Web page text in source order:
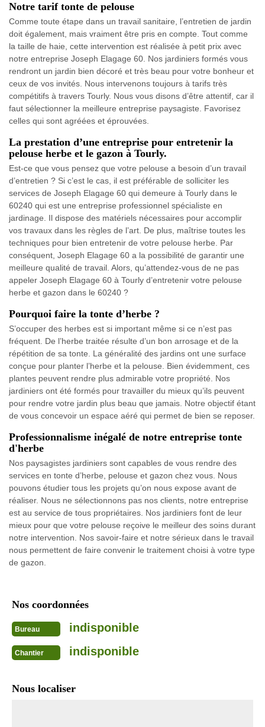
Notre tarif tonte de pelouse
Comme toute étape dans un travail sanitaire, l’entretien de jardin
doit également, mais vraiment être pris en compte. Tout comme
la taille de haie, cette intervention est réalisée à petit prix avec
notre entreprise Joseph Elagage 60. Nos jardiniers formés vous
rendront un jardin bien décoré et très beau pour votre bonheur et
ceux de vos invités. Nous intervenons toujours à tarifs très
compétitifs à travers Tourly. Nous vous disons d’être attentif, car il
faut sélectionner la meilleure entreprise paysagiste. Favorisez
celles qui sont agréées et éprouvées.
La prestation d’une entreprise pour entretenir la
pelouse herbe et le gazon à Tourly.
Est-ce que vous pensez que votre pelouse a besoin d’un travail
d’entretien ? Si c’est le cas, il est préférable de solliciter les
services de Joseph Elagage 60 qui demeure à Tourly dans le
60240 qui est une entreprise professionnel spécialiste en
jardinage. Il dispose des matériels nécessaires pour accomplir
vos travaux dans les règles de l’art. De plus, maîtrise toutes les
techniques pour bien entretenir de votre pelouse herbe. Par
conséquent, Joseph Elagage 60 a la possibilité de garantir une
meilleure qualité de travail. Alors, qu’attendez-vous de ne pas
appeler Joseph Elagage 60 à Tourly d’entretenir votre pelouse
herbe et gazon dans le 60240 ?
Pourquoi faire la tonte d’herbe ?
S’occuper des herbes est si important même si ce n’est pas
fréquent. De l’herbe traitée résulte d’un bon arrosage et de la
répétition de sa tonte. La généralité des jardins ont une surface
conçue pour planter l’herbe et la pelouse. Bien évidemment, ces
plantes peuvent rendre plus admirable votre propriété. Nos
jardiniers ont été formés pour travailler du mieux qu’ils peuvent
pour rendre votre jardin plus beau que jamais. Notre objectif étant
de vous concevoir un espace aéré qui permet de bien se reposer.
Professionnalisme inégalé de notre entreprise tonte
d'herbe
Nos paysagistes jardiniers sont capables de vous rendre des
services en tonte d’herbe, pelouse et gazon chez vous. Nous
pouvons étudier tous les projets qu’on nous expose avant de
réaliser. Nous ne sélectionnons pas nos clients, notre entreprise
est au service de tous propriétaires. Nos jardiniers font de leur
mieux pour que votre pelouse reçoive le meilleur des soins durant
notre intervention. Nos savoir-faire et notre sérieux dans le travail
nous permettent de faire convenir le traitement choisi à votre type
de gazon.
Nos coordonnées
Bureau indisponible
Chantier indisponible
Nous localiser